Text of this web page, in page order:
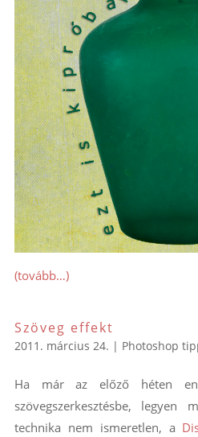
(tovább…)
Szöveg effekt
2011. március 24. | Photoshop
Ha már az előző héten
szövegszerkesztésbe, legyen
technika nem ismeretlen, a